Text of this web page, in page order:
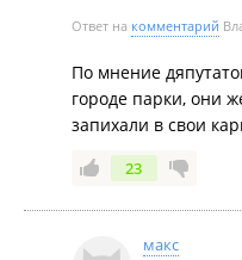
Ответ на комментарий
По мнение
городе парки, они
запихали в свои
23
макс